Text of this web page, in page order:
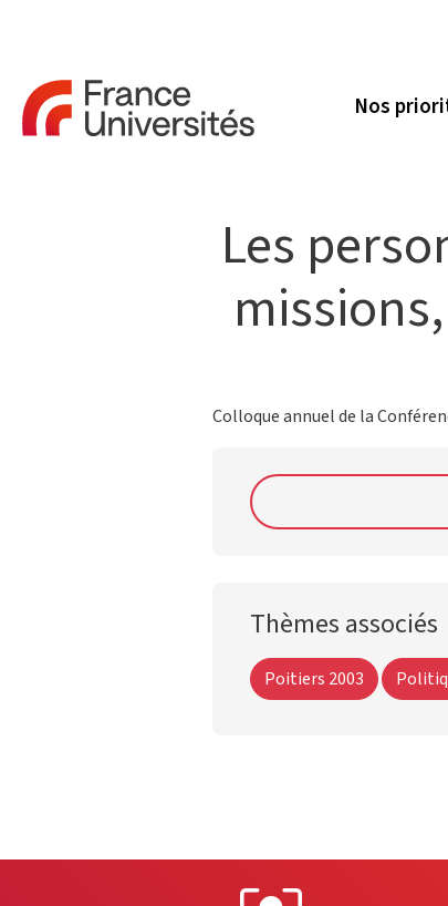
Nos
Les
Colloque annuel de la
Thèmes associés
Poitiers 2003